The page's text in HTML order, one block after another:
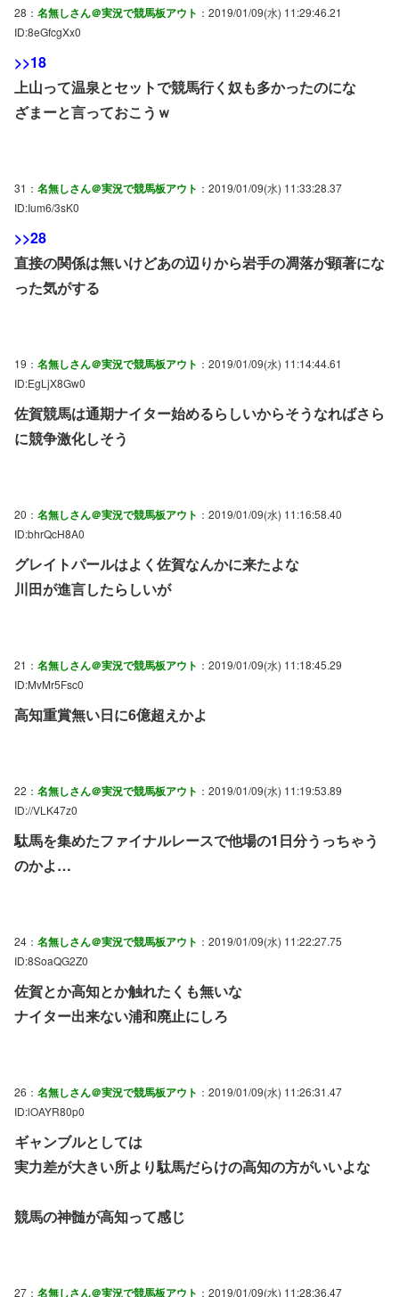
28： 名無しさん＠実況で競馬板アウト ：2019/01/09(水) 11:29:46.21
ID:8eGfcgXx0
>>18
上山って温泉とセットで競馬行く奴も多かったのにな
ざまーと言っておこうｗ
31： 名無しさん＠実況で競馬板アウト ：2019/01/09(水) 11:33:28.37
ID:Ium6/3sK0
>>28
直接の関係は無いけどあの辺りから岩手の凋落が顕著にな
った気がする
19： 名無しさん＠実況で競馬板アウト ：2019/01/09(水) 11:14:44.61
ID:EgLjX8Gw0
佐賀競馬は通期ナイター始めるらしいからそうなればさら
に競争激化しそう
20： 名無しさん＠実況で競馬板アウト ：2019/01/09(水) 11:16:58.40
ID:bhrQcH8A0
グレイトパールはよく佐賀なんかに来たよな
川田が進言したらしいが
21： 名無しさん＠実況で競馬板アウト ：2019/01/09(水) 11:18:45.29
ID:MvMr5Fsc0
高知重賞無い日に6億超えかよ
22： 名無しさん＠実況で競馬板アウト ：2019/01/09(水) 11:19:53.89
ID://VLK47z0
駄馬を集めたファイナルレースで他場の1日分うっちゃう
のかよ…
24： 名無しさん＠実況で競馬板アウト ：2019/01/09(水) 11:22:27.75
ID:8SoaQG2Z0
佐賀とか高知とか触れたくも無いな
ナイター出来ない浦和廃止にしろ
26： 名無しさん＠実況で競馬板アウト ：2019/01/09(水) 11:26:31.47
ID:lOAYR80p0
ギャンブルとしては
実力差が大きい所より駄馬だらけの高知の方がいいよな
競馬の神髄が高知って感じ
27： 名無しさん＠実況で競馬板アウト ：2019/01/09(水) 11:28:36.47